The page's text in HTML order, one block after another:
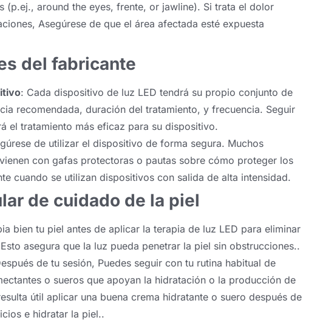
(p.ej., around the eyes, frente, or jawline). Si trata el dolor
Asegúrese de que el área afectada esté expuesta
del fabricante
: Cada dispositivo de luz LED tendrá su propio conjunto de
recomendada, duración del tratamiento, y frecuencia. Seguir
el tratamiento más eficaz para su dispositivo.
de utilizar el dispositivo de forma segura. Muchos
con gafas protectoras o pautas sobre cómo proteger los
cuando se utilizan dispositivos con salida de alta intensidad.
de cuidado de la piel
bien tu piel antes de aplicar la terapia de luz LED para eliminar
asegura que la luz pueda penetrar la piel sin obstrucciones..
de tu sesión, Puedes seguir con tu rutina habitual de
o sueros que apoyan la hidratación o la producción de
útil aplicar una buena crema hidratante o suero después de
e hidratar la piel..